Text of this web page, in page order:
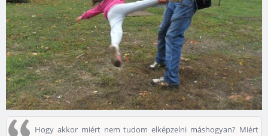
Hogy akkor miért nem tudom elképzelni máshogyan? Miért